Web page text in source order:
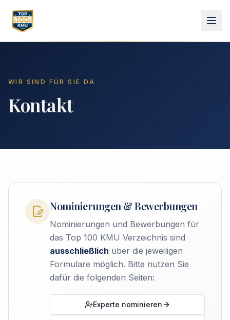
WIR SIND FÜR SIE DA
Kontakt
Nominierungen & Bewerbungen
Nominierungen und Bewerbungen für
das Top 100 KMU Verzeichnis sind
ausschließlich über die jeweiligen
Formulare möglich. Bitte nutzen Sie
dafür die folgenden Seiten:
Experte nominieren